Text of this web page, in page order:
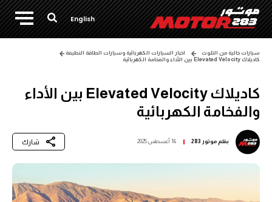
English
سيارات خالية من التلوث
اخبار السيارات الكهربائية وسيارات الطاقة النظيفة
كاديلاك Elevated Velocity بين الأداء والفخامة الكهربائية
كاديلاك Elevated Velocity بين الأداء
والفخامة الكهربائية
بقلمموتور 283 16 أغسطس 2025 شارك